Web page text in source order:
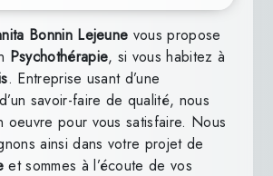
Bonnin Lejeune vous propose
Psychothérapie, si vous habitez à
. Entreprise usant d’une
savoir-faire de qualité, nous
oeuvre pour vous satisfaire. Nous
ainsi dans votre projet de
et sommes à l’écoute de vos